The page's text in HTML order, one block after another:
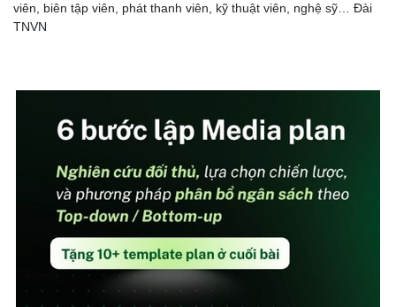
viên, biên tập viên, phát thanh viên, kỹ thuật viên, nghệ sỹ… Đài
TNVN